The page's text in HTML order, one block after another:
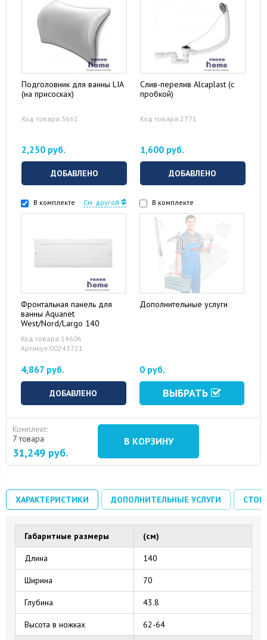
10 September 2024
Подголовник для ванны LIA
(на присосках)
Код товара:3661
2,250 руб.
ДОБАВЛЕНО
Слив-перелив Alcaplast (с
пробкой)
Код товара:2771
1,600 руб.
ДОБАВЛЕНО
В комплекте См. другой
Фронтальная панель для
ванны Aquanet
West/Nord/Largo 140
Код товара:14606
Артикул:00243721
4,867 руб.
ДОБАВЛЕНО
В комплекте
Дополнительные услуги
0 руб.
ВЫБРАТЬ
Комплект:
7 товара
31,249 руб.
В КОРЗИНУ
ХАРАКТЕРИСТИКИ ДОПОЛНИТЕЛЬНЫЕ УСЛУГИ
Габаритные размеры (см)
Длина 140
Ширина 70
Глубина 43.8
Высота в ножках 62-64